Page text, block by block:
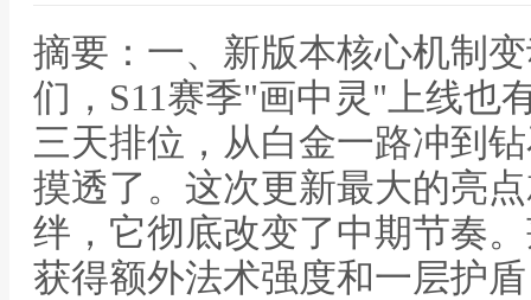
摘要：一、新版本核心机制
们，S11赛季"画中灵"上线也
三天排位，从白金一路冲到
摸透了。这次更新最大的亮
绊，它彻底改变了中期节奏
获得额外法术强度和一层护